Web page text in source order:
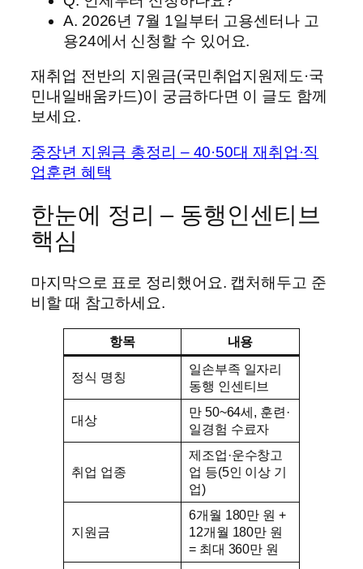
A. 2026년 7월 1일부터 고용센터나 고
용24에서 신청할 수 있어요.
재취업 전반의 지원금(국민취업지원제도·국
민내일배움카드)이 궁금하다면 이 글도 함께
보세요.
중장년 지원금 총정리 – 40·50대 재취업·직
업훈련 혜택
한눈에 정리 – 동행인센티브
핵심
마지막으로 표로 정리했어요. 캡처해두고 준
비할 때 참고하세요.
항목 내용
정식 명칭
일손부족 일자리
동행 인센티브
대상
만 50~64세, 훈련·
일경험 수료자
취업 업종
제조업·운수창고
업 등(5인 이상 기
업)
지원금
6개월 180만 원 +
12개월 180만 원
= 최대 360만 원